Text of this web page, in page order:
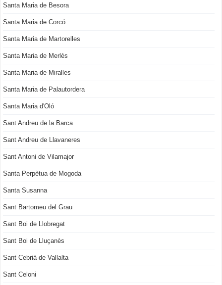
Santa Maria de Besora
Santa Maria de Corcó
Santa Maria de Martorelles
Santa Maria de Merlès
Santa Maria de Miralles
Santa Maria de Palautordera
Santa Maria d'Oló
Sant Andreu de la Barca
Sant Andreu de Llavaneres
Sant Antoni de Vilamajor
Santa Perpètua de Mogoda
Santa Susanna
Sant Bartomeu del Grau
Sant Boi de Llobregat
Sant Boi de Lluçanès
Sant Cebrià de Vallalta
Sant Celoni